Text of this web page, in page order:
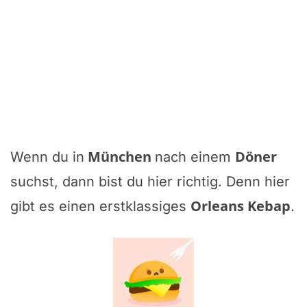
Wenn du in München nach einem Döner
suchst, dann bist du hier richtig. Denn hier
gibt es einen erstklassiges Orleans Kebap.